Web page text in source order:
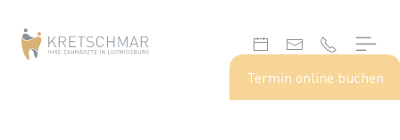
Termin online buchen